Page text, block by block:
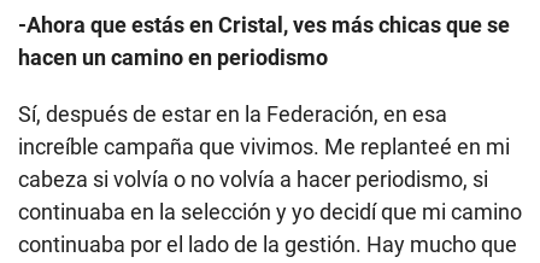
-Ahora que estás en Cristal, ves más chicas que se
hacen un camino en periodismo
Sí, después de estar en la Federación, en esa
increíble campaña que vivimos. Me replanteé en mi
cabeza si volvía o no volvía a hacer periodismo, si
continuaba en la selección y yo decidí que mi camino
continuaba por el lado de la gestión. Hay mucho que